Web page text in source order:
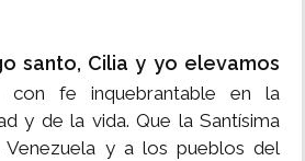
santo, Cilia y yo elevamos
con fe inquebrantable en la
y de la vida. Que la Santísima
Venezuela y a los pueblos del